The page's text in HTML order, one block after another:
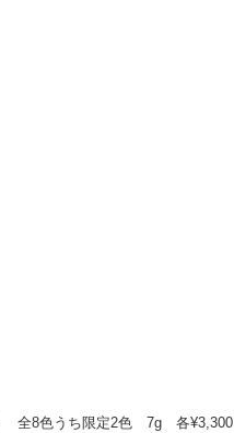
全8色うち限定2色 7g 各¥3,300